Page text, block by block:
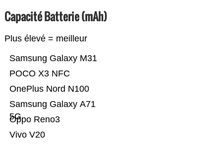
Capacité Batterie (mAh)
Plus élevé = meilleur
Vivo V20
Oppo Reno3
Samsung Galaxy A71
5G
OnePlus Nord N100
POCO X3 NFC
Samsung Galaxy M31